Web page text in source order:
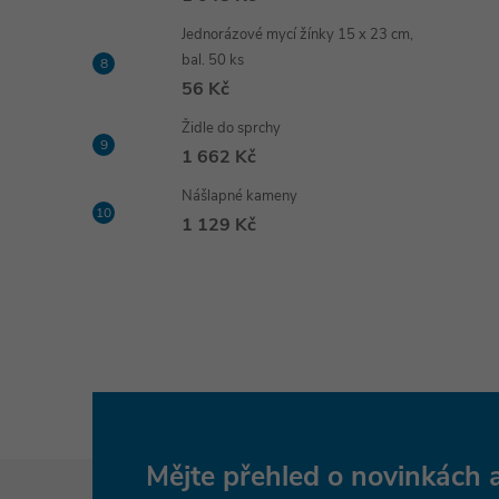
Jednorázové mycí žínky 15 x 23 cm,
bal. 50 ks
56 Kč
Židle do sprchy
1 662 Kč
Nášlapné kameny
1 129 Kč
Mějte přehled o novinkách